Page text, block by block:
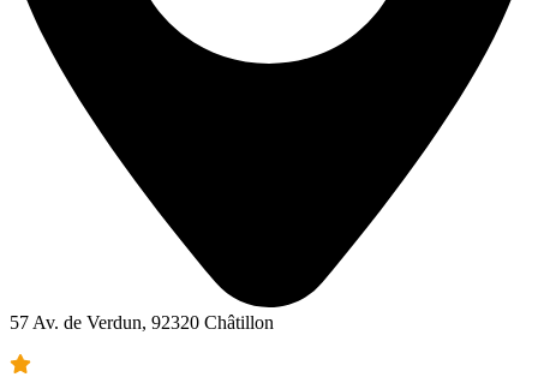
57 Av. de Verdun, 92320 Châtillon